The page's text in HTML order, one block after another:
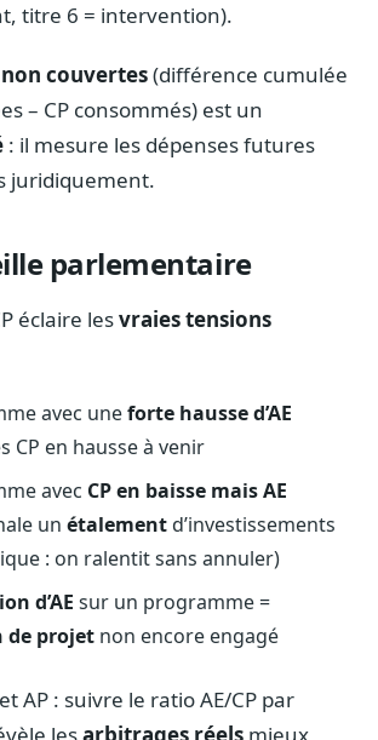
titre 6 = intervention).
non couvertes(différence cumulée
– CP consommés) est un
: il mesure les dépenses futures
juridiquement.
parlementaire
éclaire lesvraies tensions
avec uneforte hausse d’AE
CP en hausse à venir
avec CP en baisse mais AE
un étalementd’investissements
: on ralentit sans annuler)
d’AE sur un programme =
projet non encore engagé
AP : suivre le ratio AE/CP par